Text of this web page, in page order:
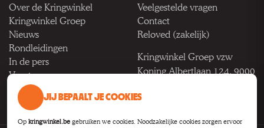
Over de Kringwinkel
Kringwinkel Groep
Nieuws
Rondleidingen
In de pers
Vacatures
Veelgestelde vragen
Contact
Reloved (zakelijk)
Kringwinkel Groep vzw
Koning Albertlaan 124, 9000
BTW BE 1033.922.208
JIJ BEPAALT JE COOKIES
Op kringwinkel.be gebruiken we cookies. Noodzakelijke cookies zorgen ervoor